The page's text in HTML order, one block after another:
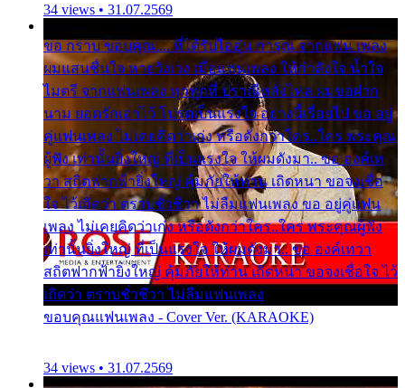
34 views • 31.07.2569
ขอ กราบ ขอบคุณ.... ที่ได้รับไออุ่น การุณ จากแฟน เพลง
ผมแสนชื่นใจ หายวังเวง เมื่อแฟนเพลง ให้กำลังใจ น้ำใจ
ไมตรี จากแฟนเพลง ทุกทุกที่ ปราณีหลั่งไหล ผมขอฝาก
นาม ยอดรักเอาไว้ โปรดเป็นแรงใจ อย่างนี้เรื่อยไป ขอ อยู่
คู่แฟนเพลง ไม่เคยคิดว่าเก่ง หรือดังกว่าใคร..ใคร พระคุณ
ผู้ฟัง เท่านั้นยิ่งใหญ่ ที่เป็นแรงใจ ให้ผมดังมา.. ขอ องค์เท
วา สถิตฟากฟ้ายิ่งใหญ่ คุ้มภัยให้ท่าน เถิดหนา ขอจงเชื่อ
ใจ ไว้เถิดว่า ตราบชั่วชีวา ไม่ลืมแฟนเพลง ขอ อยู่คู่แฟน
เพลง ไม่เคยคิดว่าเก่ง หรือดังกว่าใคร..ใคร พระคุณผู้ฟัง
เท่านั้นยิ่งใหญ่ ที่เป็นแรงใจ ให้ผมดังมา.. ขอ องค์เทวา
สถิตฟากฟ้ายิ่งใหญ่ คุ้มภัยให้ท่าน เถิดหนา ขอจงเชื่อใจ ไว้
เถิดว่า ตราบชั่วชีวา ไม่ลืมแฟนเพลง
ขอบคุณแฟนเพลง - Cover Ver. (KARAOKE)
34 views • 31.07.2569